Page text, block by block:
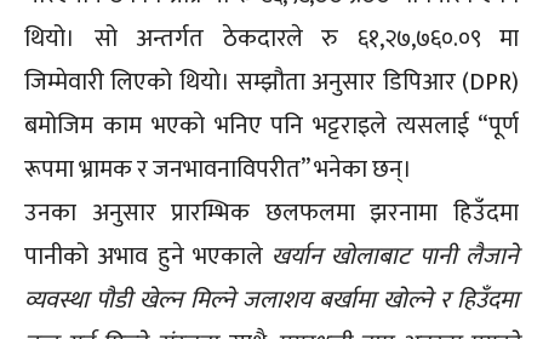
थियो। सो अन्तर्गत ठेकदारले रु ६१,२७,७६०.०९ मा
जिम्मेवारी लिएको थियो। सम्झौता अनुसार डिपिआर (DPR)
बमोजिम काम भएको भनिए पनि भट्टराइले त्यसलाई “पूर्ण
रूपमा भ्रामक र जनभावनाविपरीत” भनेका छन्।
उनका अनुसार प्रारम्भिक छलफलमा झरनामा हिउँदमा
पानीको अभाव हुने भएकाले खर्यान खोलाबाट पानी लैजाने
व्यवस्था पौडी खेल्न मिल्ने जलाशय बर्खामा खोल्ने र हिउँदमा